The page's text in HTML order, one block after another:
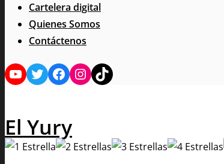
Cartelera digital
Quienes Somos
Contáctenos
YouTube
Twitter
Facebook
Instagram
TikTok
El Yury